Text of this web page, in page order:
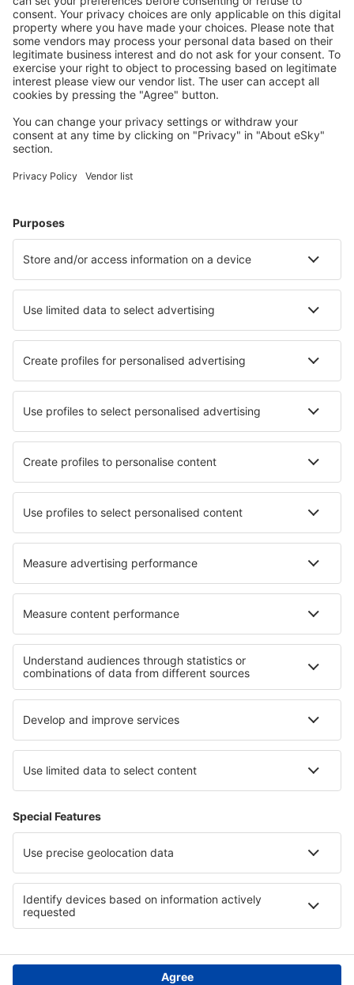
Bespaar meer
Reisaanbiedingen en speciale aanbiedingen voor
geregistreerde gebruikers.
Kies uit meer dan 1,3 miljoen accommodaties: hotels,
jeugdherbergen, appartementen en meer.
Hotels in China - Populaire steden
Hotels in Shenzhen Hotels in Chengdu
Hotels in Shanghai Hotels in Ling Shui
Hotels in Huangshan
Hotels in Thornton Hotels in Germantown
Hotels in Entlebuch Hotels in Zoersel
Hotels in Campdevanol Hotels in Arvika
Hotels in Shuya Hotels in Tourlos
Beste hotels - regio's
Hotels in Canyonlands National Park Hotels in Bulgarije
Hotels in Nigeria Hotels in Slovak Tatras
Hotels in Dobroedzja